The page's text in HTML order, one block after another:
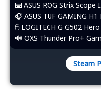
⌨️​ ASUS ROG Strix Scope
🎧 ASUS TUF GAMING H1
🖱️​ LOGITECH G G502
🔊 OXS Thunder Pro+
Steam